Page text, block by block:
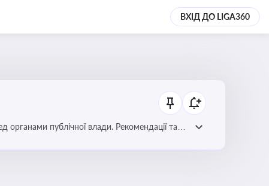
ВХІД ДО LIGA360
органами публічної влади. Рекомендації та